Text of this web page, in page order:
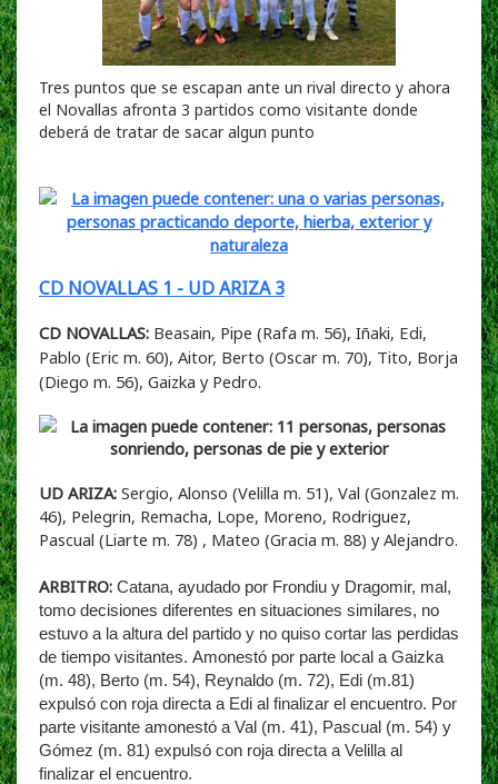
Tres puntos que se escapan ante un rival directo y ahora
el Novallas afronta 3 partidos como visitante donde
deberá de tratar de sacar algun punto
CD NOVALLAS 1 - UD ARIZA 3
CD NOVALLAS: Beasain, Pipe (Rafa m. 56), Iñaki, Edi,
Pablo (Eric m. 60), Aitor, Berto (Oscar m. 70), Tito, Borja
(Diego m. 56), Gaizka y Pedro.
UD ARIZA: Sergio, Alonso (Velilla m. 51), Val (Gonzalez m.
46), Pelegrin, Remacha, Lope, Moreno, Rodriguez,
Pascual (Liarte m. 78) , Mateo (Gracia m. 88) y Alejandro.
ARBITRO: Catana, ayudado por Frondiu y Dragomir, mal,
tomo decisiones diferentes en situaciones similares, no
estuvo a la altura del partido y no quiso cortar las perdidas
de tiempo visitantes. Amonestó por parte local a Gaizka
(m. 48), Berto (m. 54), Reynaldo (m. 72), Edi (m.81)
expulsó con roja directa a Edi al finalizar el encuentro. Por
parte visitante amonestó a Val (m. 41), Pascual (m. 54) y
Gómez (m. 81) expulsó con roja directa a Velilla al
finalizar el encuentro.